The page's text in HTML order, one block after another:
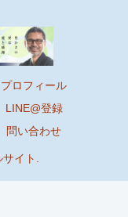
プロフィール
LINE@登録
問い合わせ
イト.